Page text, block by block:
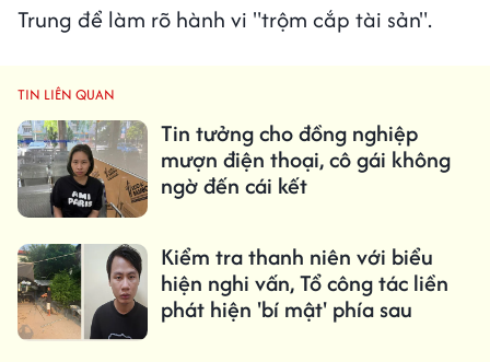
Trung để làm rõ hành vi "trộm cắp tài sản".
TIN LIÊN QUAN
Tin tưởng cho đồng nghiệp
mượn điện thoại, cô gái không
ngờ đến cái kết
Kiểm tra thanh niên với biểu
hiện nghi vấn, Tổ công tác liền
phát hiện 'bí mật' phía sau